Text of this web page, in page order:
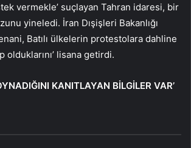
vermekle’ suçlayan Tahran idaresi, bir
yineledi. İran Dışişleri Bakanlığı
Batılı ülkelerin protestolara dahline
olduklarını’ lisana getirdi.
KANITLAYAN BİLGİLER VAR’